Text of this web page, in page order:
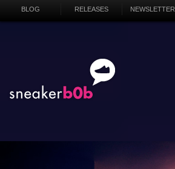
BLOG RELEASES NEWSLETTER